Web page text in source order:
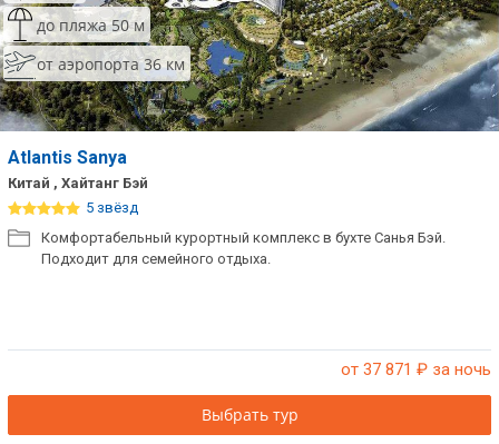
до пляжа 50 м
от аэропорта 36 км
Atlantis Sanya
Китай , Хайтанг Бэй
5 звёзд
Комфортабельный курортный комплекс в бухте Санья Бэй.
Подходит для семейного отдыха.
от 37 871 ₽ за ночь
Выбрать тур